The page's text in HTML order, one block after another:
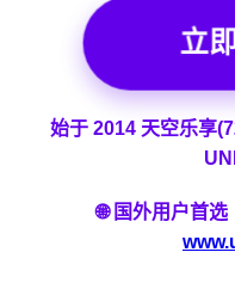
立
始于 2014 天空乐享
🌐 国外用户首选